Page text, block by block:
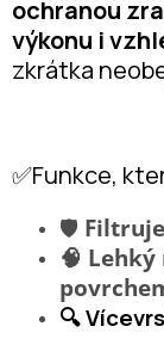
ochranou
výkonu i
zkrátka
✅Funkce,
🛡️
🧠
🔍